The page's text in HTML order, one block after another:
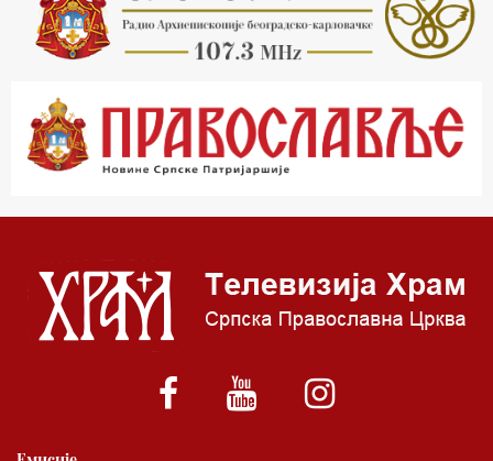
16.30 Тврђаве Дунава
17.03 Бит – емисија Ненада Гугла
17.30 Приче из незаборава
18.03 Врлинослов
20.15 Реч архијереја
20.30 Приче из незаборава
21.03 Питања и одговори